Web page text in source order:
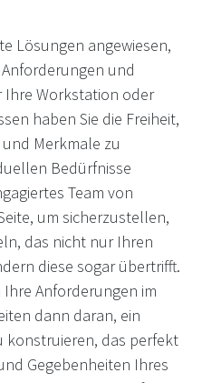
Lösungen angewiesen,
und
Ihre Workstation oder
haben Sie die Freiheit,
Merkmale zu
Bedürfnisse
Team von
um sicherzustellen,
das nicht nur Ihren
diese sogar übertrifft.
Anforderungen im
dann daran, ein
konstruieren, das perfekt
Gegebenheiten Ihres